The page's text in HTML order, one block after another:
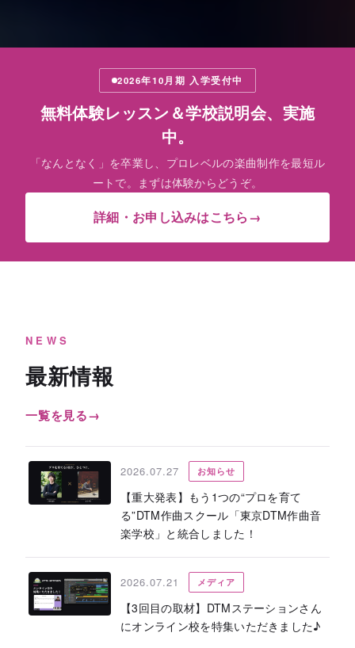
2026年10月期 入学受付中
無料体験レッスン＆学校説明会、実施
中。
「なんとなく」を卒業し、プロレベルの楽曲制作を最短ル
ートで。まずは体験からどうぞ。
詳細・お申し込みはこちら→
NEWS
最新情報
一覧を見る→
2026.07.27 お知らせ
【重大発表】もう1つの“プロを育て
る”DTM作曲スクール「東京DTM作曲音
楽学校」と統合しました！
2026.07.21 メディア
【3回目の取材】DTMステーションさん
にオンライン校を特集いただきました♪